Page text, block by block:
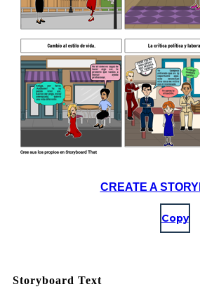
CREATE A
Copy
Storyboard Text